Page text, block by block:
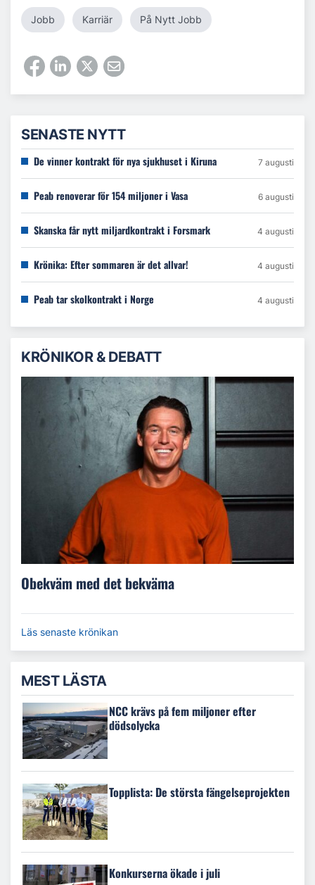
Jobb Karriär På Nytt Jobb
SENASTE NYTT
De vinner kontrakt för nya sjukhuset i Kiruna 7 augusti
Peab renoverar för 154 miljoner i Vasa 6 augusti
Skanska får nytt miljardkontrakt i Forsmark 4 augusti
Krönika: Efter sommaren är det allvar! 4 augusti
Peab tar skolkontrakt i Norge 4 augusti
KRÖNIKOR & DEBATT
Obekväm med det bekväma
Läs senaste krönikan
MEST LÄSTA
NCC krävs på fem miljoner efter
dödsolycka
Topplista: De största fängelseprojekten
Konkurserna ökade i juli